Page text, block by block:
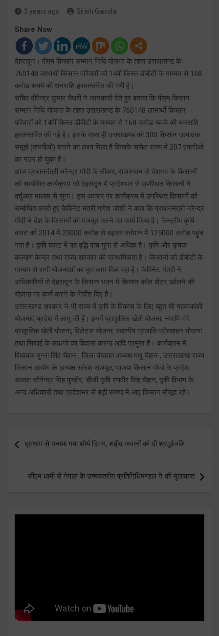
3 years ago Girish Gairola
Share Now
देहरादून। पीएम किसान सम्मान निधि योजना के तहत उत्तराखण्ड के
760148 लाभार्थी किसान परिवारों को 14वीं किस्त डीबीटी के माध्यम से 168
करोड़ रूपये की धनराशि हस्तान्तरित की गयी है।
सचिव दीपेन्द्र कुमार चैधरी ने जानकारी देते हुए बताया कि पीएम किसान
सम्मान निधि योजना के तहत उत्तराखण्ड के 760148 लाभार्थी किसान
परिवारों को 14वीं किस्त डीबीटी के माध्यम से 168 करोड़ रूपये की धनराशि
हस्तान्तरित की गई है। इसके साथ ही उत्तराखण्ड को 300 किसान उत्पादक
समूहों (एफपीओ) बनाने का लक्ष्य मिला हैं जिसके सापेक्ष राज्य में 207 एफपीओ
का गठन हो चुका है।
आज प्रधानमंत्री नरेन्द्र मोदी के सीकर, राजस्थान से देशभर के किसानों
को सम्बोधित कार्यक्रम को देहरादून में प्रदेशभर से उपस्थित किसानों ने
वर्चुअल माध्यम से सुना। इस अवसर पर कार्यक्रम में उपस्थित किसानों को
सम्बोधित करते हुए कैबिनेट मंत्री गणेश जोशी ने कहा कि प्रधानमंत्री नरेन्द्र
मोदी ने देश के किसानों को मजबूत करने का कार्य किया है। केन्द्रीय कृषि
बजट वर्ष 2014 में 23000 करोड़ से बढ़कर वर्तमान में 125000 करोड़ पहुंच
गया है। कृषि बजट में यह वृद्धि पांच गुना से अधिक है। कृषि और कृषक
कल्याण केन्द्र तथा राज्य सरकार की प्राथमिकता है। किसानों को डीबीटी के
माध्यम से सभी योजनाओं का पूरा लाभ मिल रहा है। कैबिनेट मंत्री ने
अधिकारियों से देहरादून के किसान भवन में किसान कॉल सेंटर खोलने की
योजना पर कार्य करने के निर्देश दिए हैं।
उत्तराखण्ड सरकार ने भी राज्य में कृषि के विकास के लिए बहुत सी महत्वकांक्षी
योजनाएं प्रदेश में लागू की हैं। इनमें प्राकृतिक खेती योजना, नमामि गंगे
प्राकृतिक खेती योजना, मिलेटस योजना, स्थानीय प्रजाति प्रोत्साहन योजना
तथा सिचांई के साधनों का विकास करना आदि प्रमुख हैं। कार्यक्रम में
विधायक मुन्ना सिंह चैहान , जिला पंचायत अध्यक्ष मधु चैहान , उत्तराखण्ड राज्य
किसान आयोग के अध्यक्ष राकेश राजपूत, भाजपा किसान मोर्चा के प्रदेश
अध्यक्ष जोगेन्द्र सिंह पुण्डीर, डीजी कृषि रणवीर सिंह चैहान, कृषि विभाग के
अन्य अधिकारी तथा प्रदेशभर से बड़ी संख्या में आए किसान मौजूद रहे।
navigation
धूमधाम से मनाया गया शौर्य दिवस, शहीद जवानों को दी श्रद्धांजलि
सीएम धामी से नेपाल के उच्चस्तरीय प्रतिनिधिमण्डल ने की मुलाकात